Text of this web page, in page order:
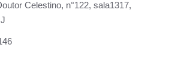
Celestino, n°122, sala1317,